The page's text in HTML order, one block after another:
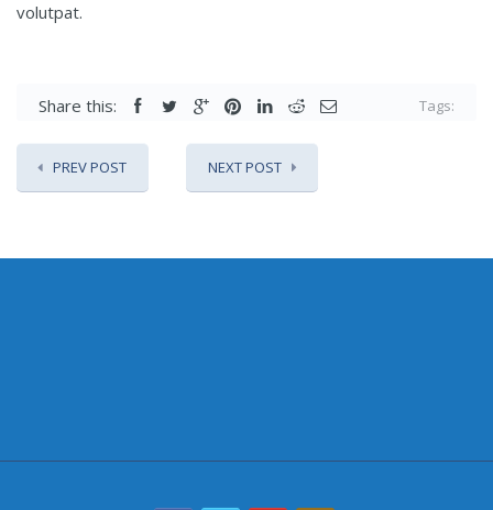
volutpat.
Share this: Tags:
PREV POST NEXT POST